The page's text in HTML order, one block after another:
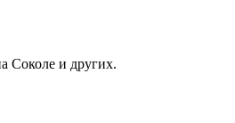
Соколе и других.